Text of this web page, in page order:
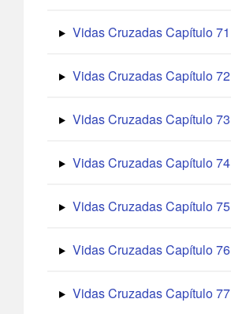
Vidas Cruzadas Capítulo 71
Vidas Cruzadas Capítulo 72
Vidas Cruzadas Capítulo 73
Vidas Cruzadas Capítulo 74
Vidas Cruzadas Capítulo 75
Vidas Cruzadas Capítulo 76
Vidas Cruzadas Capítulo 77